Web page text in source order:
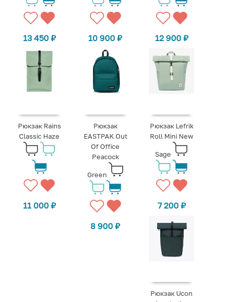
13 450 ₽ 10 900₽ 12 900 ₽
Рюкзак Rains
Classic Haze
11 000 ₽
Рюкзак
EASTPAK Out
Of Office
Peacock
Green
8 900₽
Рюкзак Lefrik
Roll Mini New
Sage
7 200 ₽
Рюкзак Ucon